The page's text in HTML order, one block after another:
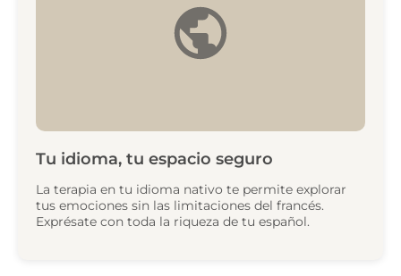
Tu idioma, tu espacio seguro
La terapia en tu idioma nativo te permite explorar
tus emociones sin las limitaciones del francés.
Exprésate con toda la riqueza de tu español.